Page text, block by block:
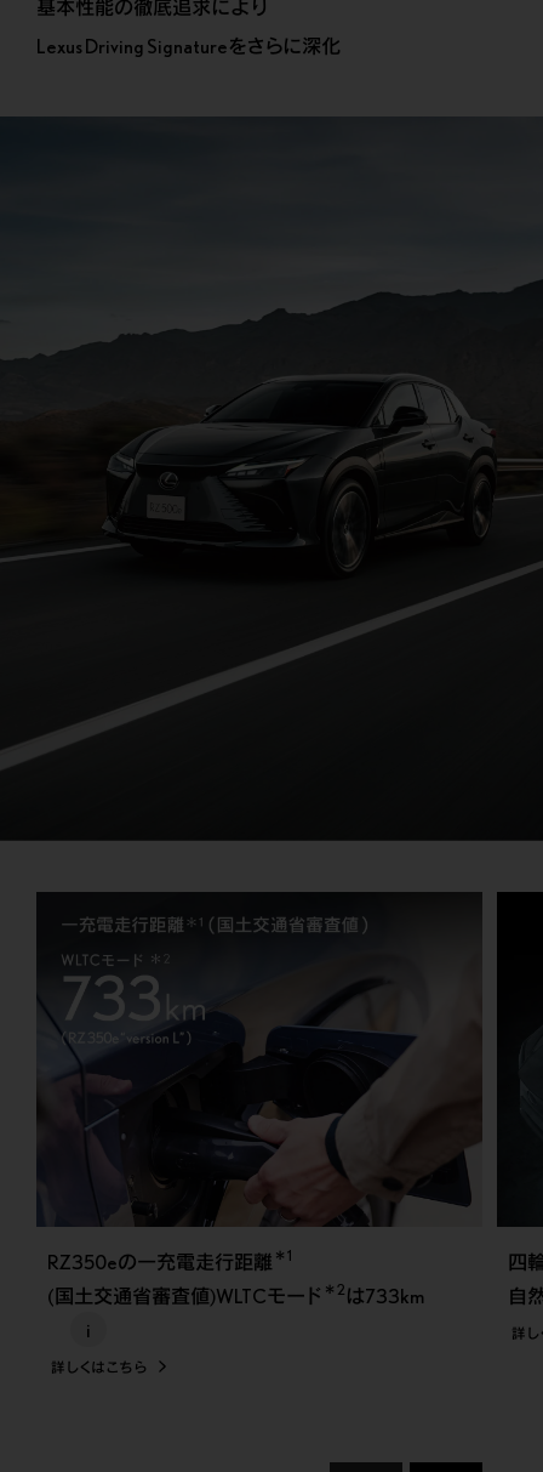
基本性能の徹底追求により
Lexus Driving Signatureをさらに深化
RZ350eの一充電走行距離 ＊1
(国土交通省審査値)WLTCモード ＊2 は733km
i
詳しくはこちら
四
自
詳